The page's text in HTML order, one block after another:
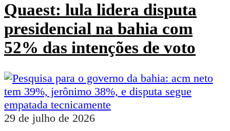
Quaest: lula lidera disputa
presidencial na bahia com
52% das intenções de voto
29 de julho de 2026